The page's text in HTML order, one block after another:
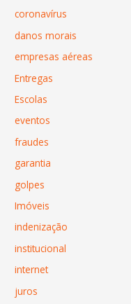
coronavírus
danos morais
empresas aéreas
Entregas
Escolas
eventos
fraudes
garantia
golpes
Imóveis
indenização
institucional
internet
juros